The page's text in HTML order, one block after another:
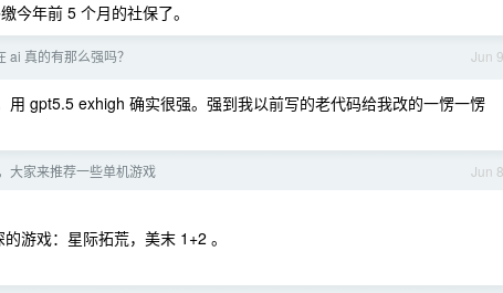
今年前 5 个月的社保了。
Jun 9
ai 真的有那么强吗？
gpt5.5 exhigh 确实很强。强到我以前写的老代码给我改的一愣一愣
Jun 8
大家来推荐一些单机游戏
游戏：星际拓荒，美末 1+2 。